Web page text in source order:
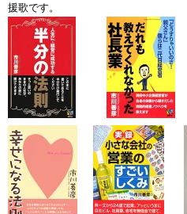
援歌です。